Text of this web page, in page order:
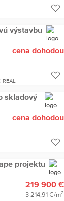
výstavbu
cena dohodou
REAL
skladový
cena dohodou
projektu
219 900 €
3 214,91 €/m2